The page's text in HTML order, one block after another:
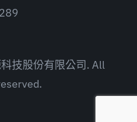
技股份有限公司. All